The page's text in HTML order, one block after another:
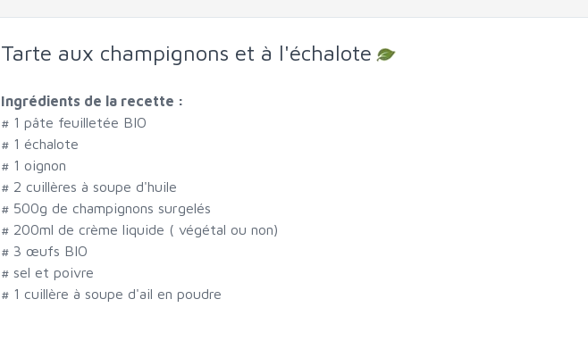
Tarte aux champignons et à l'échalote
Ingrédients de la recette :
# 1 pâte feuilletée BIO
# 1 échalote
# 1 oignon
# 2 cuillères à soupe d'huile
# 500g de champignons surgelés
# 200ml de crème liquide ( végétal ou non)
# 3 œufs BIO
# sel et poivre
# 1 cuillère à soupe d'ail en poudre